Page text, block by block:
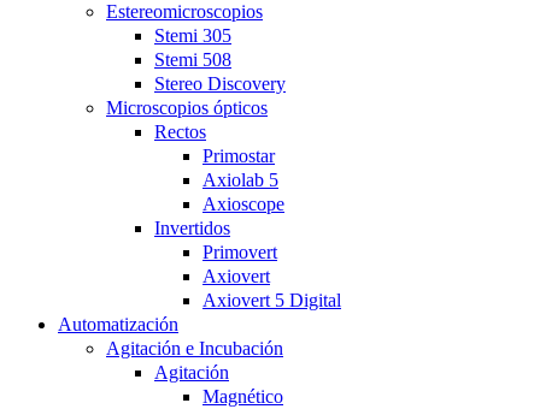
Estereomicroscopios
Stemi 305
Stemi 508
Stereo Discovery
Microscopios ópticos
Rectos
Primostar
Axiolab 5
Axioscope
Invertidos
Primovert
Axiovert
Axiovert 5 Digital
Automatización
Agitación e Incubación
Agitación
Magnético